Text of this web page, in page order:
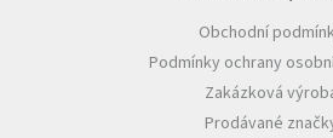
Obchodní
Podmínky ochrany
Zakázková
Prodávané